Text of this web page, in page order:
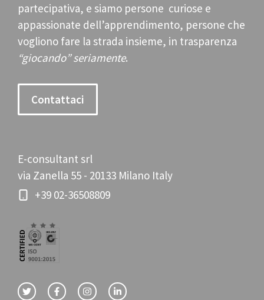
partecipativa, e siamo persone curiose e
appassionate dell’apprendimento, persone che
vogliono fare la strada insieme, in trasparenza
“giocando” seriamente.
Contattaci
E-consultant srl
via Zanella 55 - 20133 Milano Italy
+39 02-36508809